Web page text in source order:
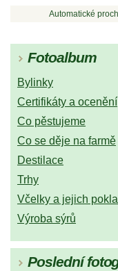
Automatické
Fotoalbum
Bylinky
Certifikáty a ocenění
Co pěstujeme
Co se děje na farmě
Destilace
Trhy
Včelky a jejich
Výroba sýrů
Poslední